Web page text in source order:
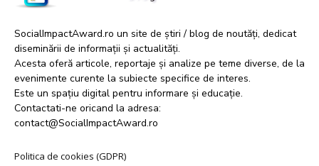
SocialImpactAward.ro un site de știri / blog de noutăți, dedicat
diseminării de informații și actualități.
Acesta oferă articole, reportaje și analize pe teme diverse, de la
evenimente curente la subiecte specifice de interes.
Este un spațiu digital pentru informare și educație.
Contactati-ne oricand la adresa:
contact@SocialImpactAward.ro
Politica de cookies (GDPR)